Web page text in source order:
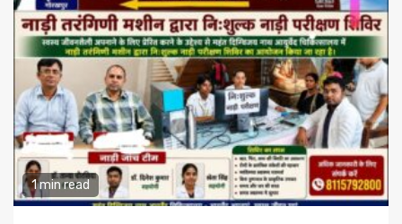
1 min read